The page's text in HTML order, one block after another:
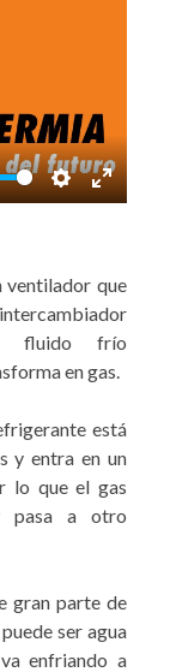
Settings
Enter
ventilador que
fluido frío
en gas.
está
y entra en un
lo que el gas
pasa a otro
gran parte de
ser agua
enfriando a